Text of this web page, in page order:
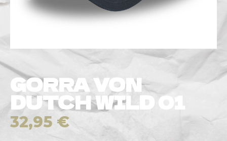
GORRA VON
DUTCH WILD 01
32,95 €